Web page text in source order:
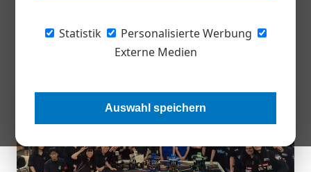
Statistik
Personalisierte Werbung
Externe Medien
Auswahl speichern
internationalen Eurobot-Wettbewerb 2025 im französischen
La Roche-sur-Yon gewonnen.